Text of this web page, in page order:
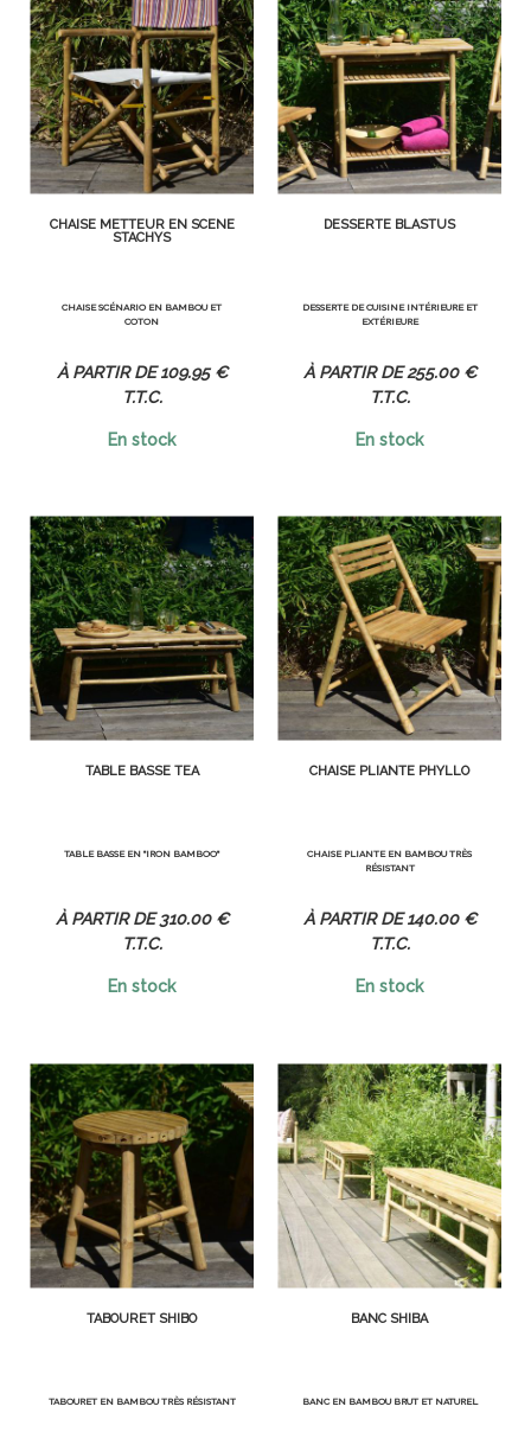
CHAISE METTEUR EN SCÈNE
STACHYS
CHAISE SCÉNARIO EN BAMBOU ET
COTON
109.95 €
T.T.C.
En stock
DESSERTE BLASTUS
DESSERTE DE CUISINE INTÉRIEURE ET
EXTÉRIEURE
255.00 €
T.T.C.
En stock
TABLE BASSE TEA
TABLE BASSE EN "IRON BAMBOO"
310.00 €
T.T.C.
En stock
CHAISE PLIANTE PHYLLO
CHAISE PLIANTE EN BAMBOU TRÈS
RÉSISTANT
140.00 €
T.T.C.
En stock
TABOURET SHIBO
TABOURET EN BAMBOU TRÈS RÉSISTANT
BANC SHIBA
BANC EN BAMBOU BRUT ET NATUREL